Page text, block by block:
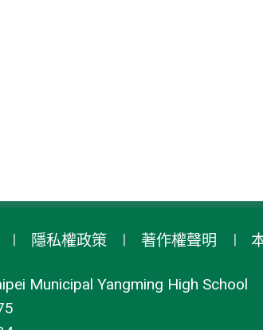
隱私權政策 著作權聲明
Municipal Yangming High School